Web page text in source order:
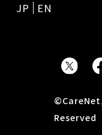
JP EN
Reserved